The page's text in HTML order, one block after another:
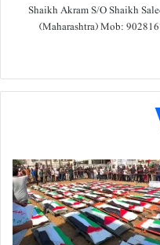
Shaikh Akram S/O Shaikh
(Maharashtra) Mob:
e